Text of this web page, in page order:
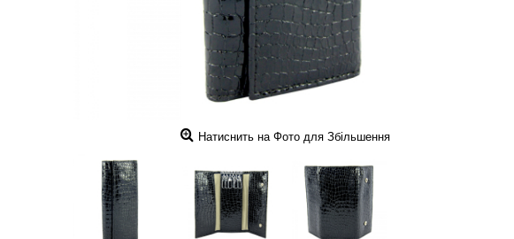
Натиснить на Фото для Збільшення